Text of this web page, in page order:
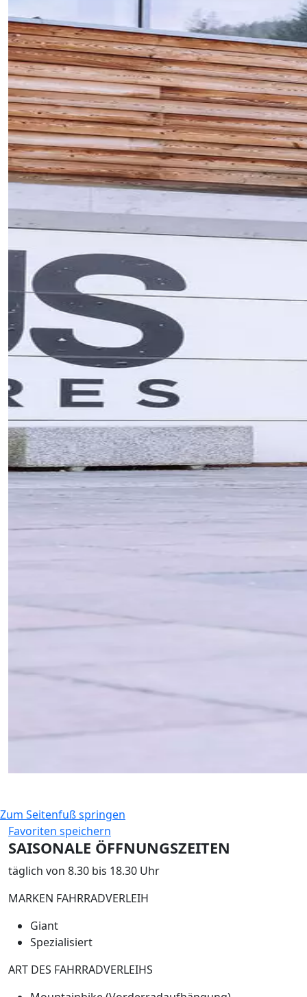
Zum Seitenfuß springen
Favoriten speichern
SAISONALE ÖFFNUNGSZEITEN
täglich von 8.30 bis 18.30 Uhr
MARKEN FAHRRADVERLEIH
Giant
Spezialisiert
ART DES FAHRRADVERLEIHS